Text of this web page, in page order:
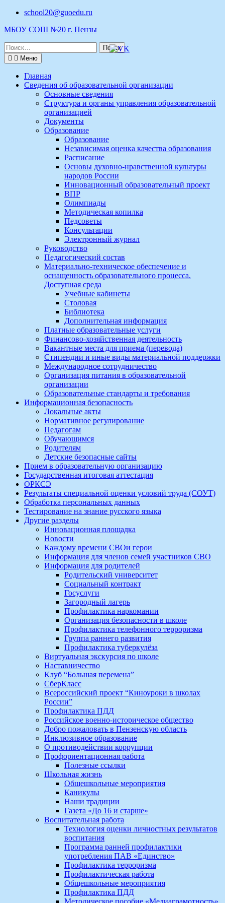
Перейти
содержимому
school20@guoedu.ru
МБОУ СОШ №20 г. Пензы
Поиск
по:
Меню
Главная
Сведения об образовательной организации
Основные сведения
Структура и органы управления образовательной
организацией
Документы
Образование
Образование
Независимая оценка качества образования
Расписание
Основы духовно-нравственной культуры
народов России
Инновационный образовательный проект
ВПР
Олимпиады
Методическая копилка
Педсоветы
Консультации
Электронный журнал
Руководство
Педагогический состав
Материально-техническое обеспечение и
оснащенность образовательного процесса.
Доступная среда
Учебные кабинеты
Столовая
Библиотека
Дополнительная информация
Платные образовательные услуги
Финансово-хозяйственная деятельность
Вакантные места для приема (перевода)
Стипендии и иные виды материальной поддержки
Международное сотрудничество
Организация питания в образовательной
организации
Образовательные стандарты и требования
Информационная безопасность
Локальные акты
Нормативное регулирование
Педагогам
Обучающимся
Родителям
Детские безопасные сайты
Прием в образовательную организацию
Государственная итоговая аттестация
ОРКСЭ
Результаты специальной оценки условий труда (СОУТ)
Обработка персональных данных
Тестирование на знание русского языка
Другие разделы
Инновационная площадка
Новости
Каждому времени СВОи герои
Информация для членов семей участников СВО
Информация для родителей
Родительский университет
Социальный контракт
Госуслуги
Загородный лагерь
Профилактика наркомании
Организация безопасности в школе
Профилактика телефонного терроризма
Группа раннего развития
Профилактика туберкулёза
Виртуальная экскурсия по школе
Наставничество
Клуб “Большая перемена”
СберКласс
Всероссийский проект “Киноуроки в школах
России”
Профилактика ПДД
Российское военно-историческое общество
Добро пожаловать в Пензенскую область
Инклюзивное образование
О противодействии коррупции
Профориентационная работа
Полезные ссылки
Школьная жизнь
Общешкольные мероприятия
Каникулы
Наши традиции
Газета «До 16 и старше»
Воспитательная работа
Технология оценки личностных результатов
воспитания
Программа ранней профилактики
употребления ПАВ «Единство»
Профилактика терроризма
Профилактическая работа
Общешкольные мероприятия
Профилактика ПДД
Методическое пособие «Медиаграмотность»